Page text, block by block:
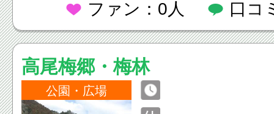
ファン：0人 口コ
高尾梅郷・梅林
公園・広場